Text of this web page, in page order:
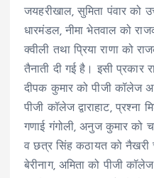
जयहरीखाल, सुमिता पंवार को
धारमंडल, नीमा भेतवाल को
क्वीली तथा प्रिया राणा को
तैनाती दी गई है। इसी प्रकार
दीपक कुमार को पीजी कॉलेज
पीजी कॉलेज द्वाराहाट, प्रश्ना
गणाई गंगोली, अनुज कुमार को
व छत्र सिंह कठायत को नैखरी
बेरीनाग, अमिता को पीजी